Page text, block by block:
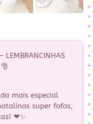
LEMBRANCINHAS
mais especial
super fofas,
❤✨